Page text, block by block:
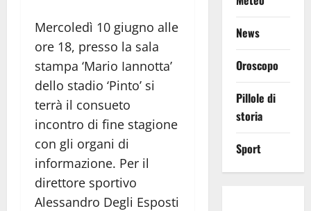
Mercoledì 10 giugno alle
ore 18, presso la sala
stampa ‘Mario Iannotta’
dello stadio ‘Pinto’ si
terrà il consueto
incontro di fine stagione
con gli organi di
informazione. Per il
direttore sportivo
Alessandro Degli Esposti
News
Oroscopo
Pillole di
storia
Sport